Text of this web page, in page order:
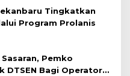
Tingkatkan
Program Prolanis
Pemko
DTSEN Bagi Operator